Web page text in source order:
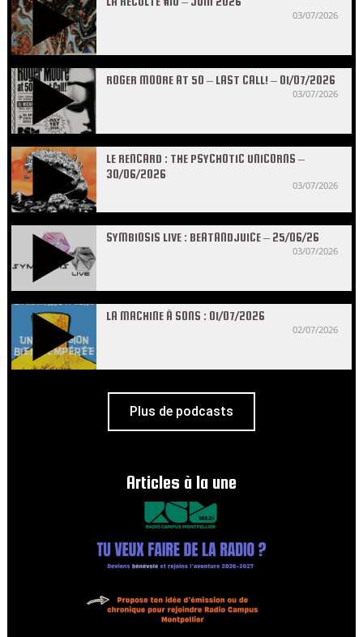
03/07/2026
ROGER MOORE AT 50 – LAST CALL! – 01/07/2026
03/07/2026
LE RENCARD : THE PSYCHOTIC UNICORNS –
30/06/2026
03/07/2026
SYMBIOSIS LIVE : BEATANDJUICE – 25/06/26
03/07/2026
LA MACHINE À SONS : 01/07/2026
02/07/2026
Plus de podcasts
Articles à la une